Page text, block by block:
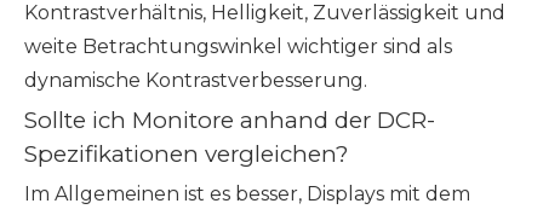
Kontrastverhältnis, Helligkeit, Zuverlässigkeit und
weite Betrachtungswinkel wichtiger sind als
dynamische Kontrastverbesserung.
Sollte ich Monitore anhand der DCR-
Spezifikationen vergleichen?
Im Allgemeinen ist es besser, Displays mit dem